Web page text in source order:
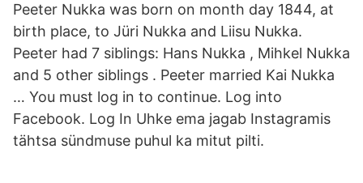
Peeter Nukka was born on month day 1844, at
birth place, to Jüri Nukka and Liisu Nukka.
Peeter had 7 siblings: Hans Nukka , Mihkel Nukka
and 5 other siblings . Peeter married Kai Nukka
… You must log in to continue. Log into
Facebook. Log In Uhke ema jagab Instagramis
tähtsa sündmuse puhul ka mitut pilti.